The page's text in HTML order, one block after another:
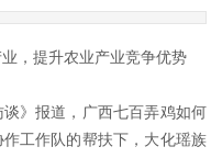
提升农业产业竞争优势
》报道，广西七百弄鸡如何
工作队的帮扶下，大化瑶族